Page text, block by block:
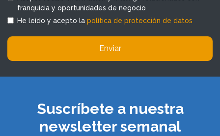
franquicia y oportunidades de negocio
He leído y acepto la política de protección de datos
Enviar
Suscríbete a nuestra
newsletter semanal